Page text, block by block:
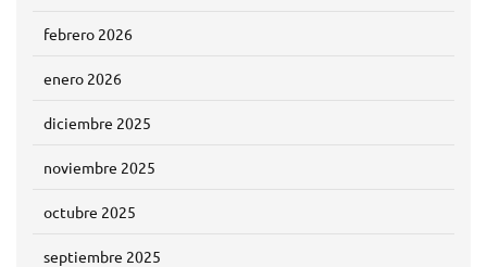
febrero 2026
enero 2026
diciembre 2025
noviembre 2025
octubre 2025
septiembre 2025